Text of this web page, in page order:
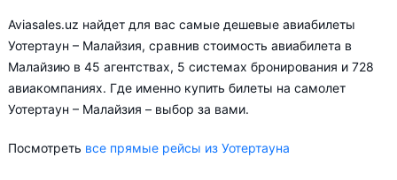
Aviasales.uz найдет для вас самые дешевые авиабилеты
Уотертаун – Малайзия, сравнив стоимость авиабилета в
Малайзию в 45 агентствах, 5 системах бронирования и 728
авиакомпаниях. Где именно купить билеты на самолет
Уотертаун – Малайзия – выбор за вами.
Посмотреть все прямые рейсы из Уотертауна